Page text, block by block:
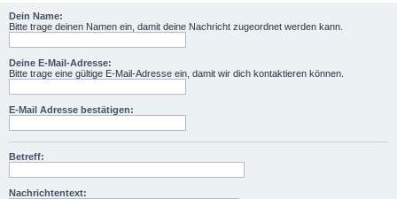
Dein Name:
Bitte trage deinen Namen ein, damit deine Nachricht zugeordnet werden kann.
Deine E-Mail-Adresse:
Bitte trage eine gültige E-Mail-Adresse ein, damit wir dich kontaktieren können.
E-Mail Adresse bestätigen:
Betreff:
Nachrichtentext: